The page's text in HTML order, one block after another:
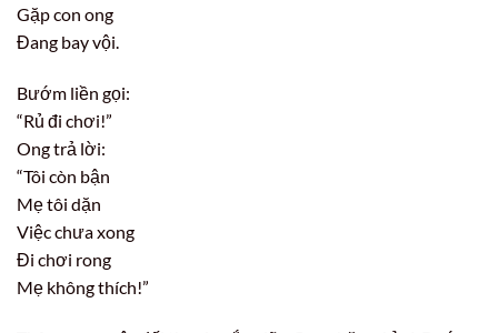
Gặp con ong
Đang bay vội.
Bướm liền gọi:
“Rủ đi chơi!”
Ong trả lời:
“Tôi còn bận
Mẹ tôi dặn
Việc chưa xong
Đi chơi rong
Mẹ không thích!”